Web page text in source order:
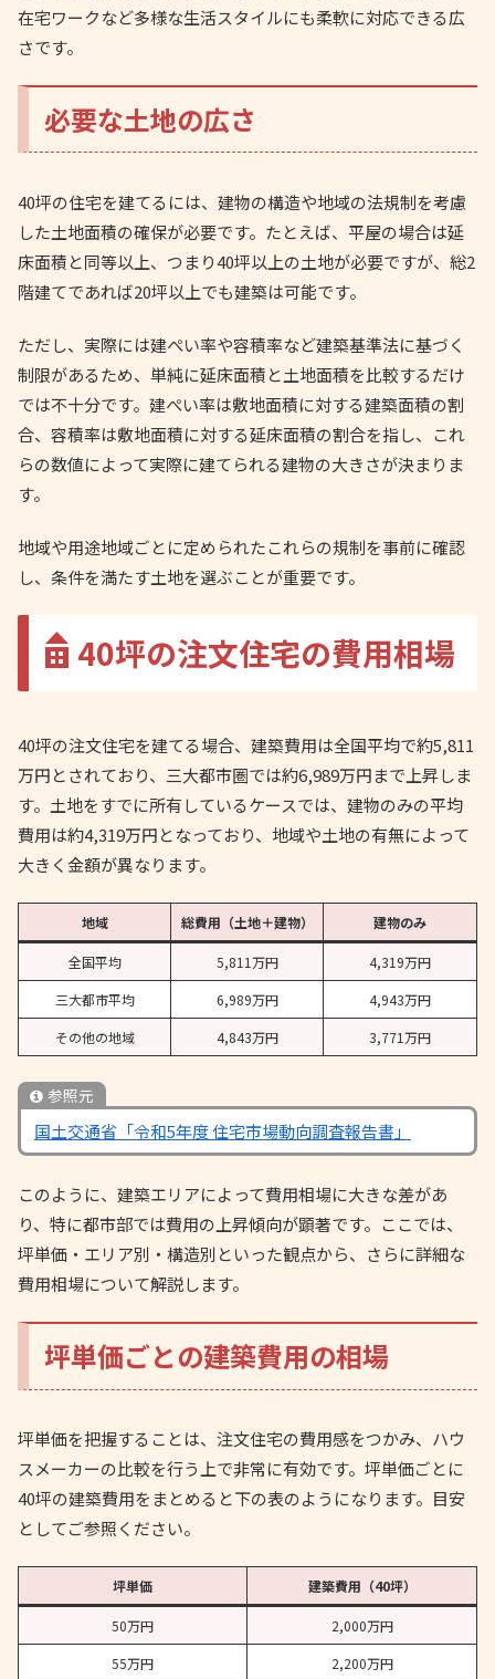
在宅ワークなど多様な生活スタイルにも柔軟に対応できる広
さです。
必要な土地の広さ
40坪の住宅を建てるには、建物の構造や地域の法規制を考慮
した土地面積の確保が必要です。たとえば、平屋の場合は延
床面積と同等以上、つまり40坪以上の土地が必要ですが、総2
階建てであれば20坪以上でも建築は可能です。
ただし、実際には建ぺい率や容積率など建築基準法に基づく
制限があるため、単純に延床面積と土地面積を比較するだけ
では不十分です。建ぺい率は敷地面積に対する建築面積の割
合、容積率は敷地面積に対する延床面積の割合を指し、これ
らの数値によって実際に建てられる建物の大きさが決まりま
す。
地域や用途地域ごとに定められたこれらの規制を事前に確認
し、条件を満たす土地を選ぶことが重要です。
40坪の注文住宅の費用相場
40坪の注文住宅を建てる場合、建築費用は全国平均で約5,811
万円とされており、三大都市圏では約6,989万円まで上昇しま
す。土地をすでに所有しているケースでは、建物のみの平均
費用は約4,319万円となっており、地域や土地の有無によって
大きく金額が異なります。
地域 総費用（土地＋建物） 建物のみ
全国平均 5,811万円
4,319万円
三大都市平均
6,989万円
4,943万円
その他の地域
4,843万円 3,771万円
参照元
国土交通省「令和5年度 住宅市場動向調査報告書」
このように、建築エリアによって費用相場に大きな差があ
り、特に都市部では費用の上昇傾向が顕著です。ここでは、
坪単価・エリア別・構造別といった観点から、さらに詳細な
費用相場について解説します。
坪単価ごとの建築費用の相場
坪単価を把握することは、注文住宅の費用感をつかみ、ハウ
スメーカーの比較を行う上で非常に有効です。坪単価ごとに
40坪の建築費用をまとめると下の表のようになります。目安
としてご参照ください。
坪単価 建築費用（40坪）
50万円
2,000万円
55万円
2,200万円